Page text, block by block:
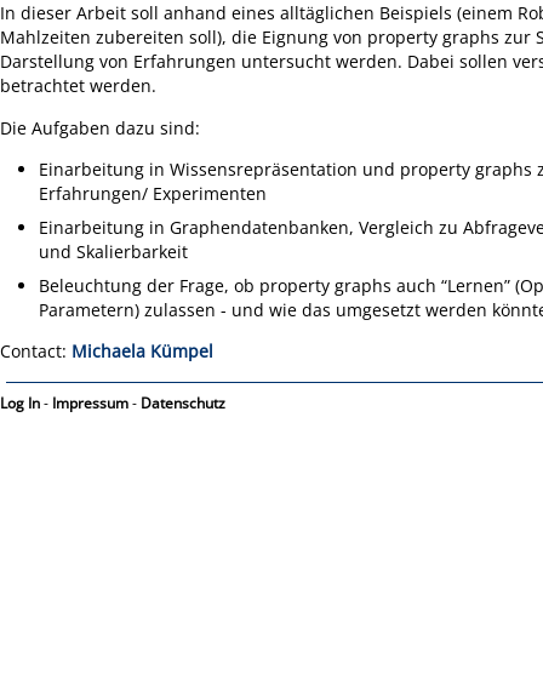
In dieser Arbeit soll anhand eines alltäglichen Beispiels (einem
Mahlzeiten zubereiten soll), die Eignung von property graphs zur
Darstellung von Erfahrungen untersucht werden. Dabei sollen
betrachtet werden.
Die Aufgaben dazu sind:
Einarbeitung in Wissensrepräsentation und property graphs
Erfahrungen/ Experimenten
Einarbeitung in Graphendatenbanken, Vergleich zu
und Skalierbarkeit
Beleuchtung der Frage, ob property graphs auch “Lernen”
Parametern) zulassen - und wie das umgesetzt werden
Contact: Michaela Kümpel
Log In- Impressum- Datenschutz